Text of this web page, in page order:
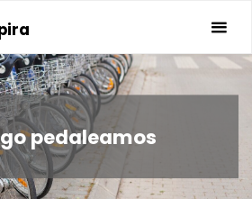
pedaleamos